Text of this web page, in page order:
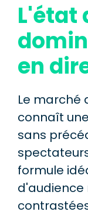
L'état
en
Le marché
connaît
sans
formule